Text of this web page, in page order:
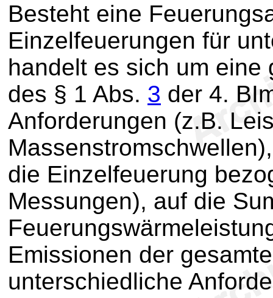
Besteht eine
Einzelfeuerungen für
handelt es sich um eine
des § 1 Abs. 3 der 4.
Anforderungen (z.B.
die Einzelfeuerung
Messungen), auf die
Emissionen der
unterschiedliche